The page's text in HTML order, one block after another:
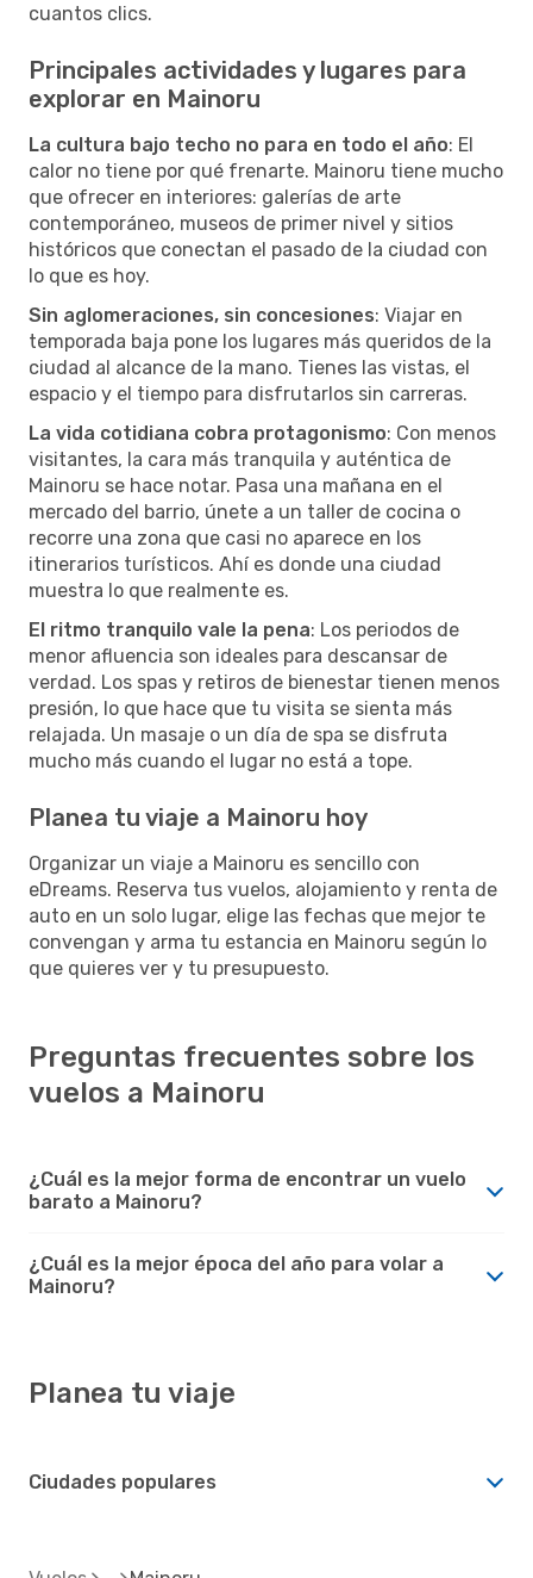
cuantos clics.
Principales actividades y lugares para
explorar en Mainoru
La cultura bajo techo no para en todo el año: El
calor no tiene por qué frenarte. Mainoru tiene mucho
que ofrecer en interiores: galerías de arte
contemporáneo, museos de primer nivel y sitios
históricos que conectan el pasado de la ciudad con
lo que es hoy.
Sin aglomeraciones, sin concesiones: Viajar en
temporada baja pone los lugares más queridos de la
ciudad al alcance de la mano. Tienes las vistas, el
espacio y el tiempo para disfrutarlos sin carreras.
La vida cotidiana cobra protagonismo: Con menos
visitantes, la cara más tranquila y auténtica de
Mainoru se hace notar. Pasa una mañana en el
mercado del barrio, únete a un taller de cocina o
recorre una zona que casi no aparece en los
itinerarios turísticos. Ahí es donde una ciudad
muestra lo que realmente es.
El ritmo tranquilo vale la pena: Los periodos de
menor afluencia son ideales para descansar de
verdad. Los spas y retiros de bienestar tienen menos
presión, lo que hace que tu visita se sienta más
relajada. Un masaje o un día de spa se disfruta
mucho más cuando el lugar no está a tope.
Planea tu viaje a Mainoru hoy
Organizar un viaje a Mainoru es sencillo con
eDreams. Reserva tus vuelos, alojamiento y renta de
auto en un solo lugar, elige las fechas que mejor te
convengan y arma tu estancia en Mainoru según lo
que quieres ver y tu presupuesto.
Preguntas frecuentes sobre los
vuelos a Mainoru
¿Cuál es la mejor forma de encontrar un vuelo
barato a Mainoru?
¿Cuál es la mejor época del año para volar a
Mainoru?
Planea tu viaje
Ciudades populares